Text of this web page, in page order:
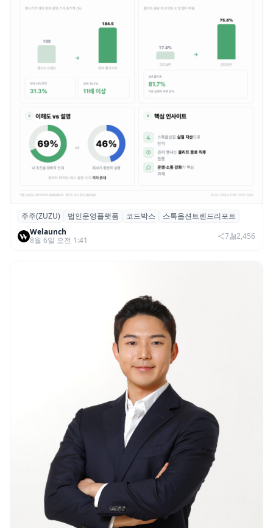
스톡옵션 취소율 2년 만에 18.2%→31.3%…
권리 발생 즉시 행사 비중도 급증
주주(ZUZU) 법인운영플랫폼 코드박스
스톡옵션트렌드리포트
Welaunch
8월 6일 오전 1:41
7 2,456